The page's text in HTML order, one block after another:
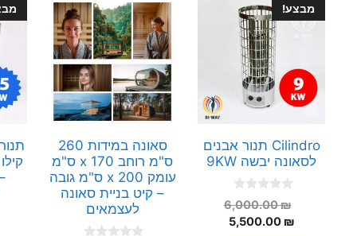
מבצע!
Cilindro תנור אבנים
לסאונה יבשה 9KW
0
o
u
6,000.00₪
המחיר
5,500.00 ₪
סאונה במידות 260
ס"מ רוחב x 170 ס"מ
עומק x 200 ס"מ גובה
– קיט בניית סאונה
לעצמאים